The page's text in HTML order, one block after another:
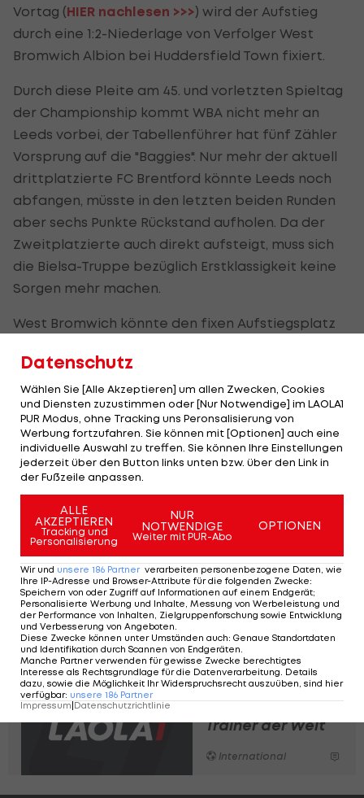
Vortag (HIER nachlesen >>>) wird der Aufstieg
durch eine 1:2-Niederlage von Verfolger West
Bromwich Albion bei Huddersfield Town fixiert.
Durch diese Pleite am 45. und vorletzten Spieltag
der Championship kommt WBA nicht mehr an
Leeds vorbei, der Tabellenführer hat fünf Zähler
Vorsprung auf die "Baggies". Nur mehr der aktuell
drittplatzierte FC Brentford könnte Leeds noch
abfangen, müsste in den letzten beiden Runden
aber sechs Punkte Rückstand aufholen. Da der
Zweitplatzierte auch direkt aufsteigt, muss sich
die Bielsa-Truppe bezüglich Erstklassigkeit keine
Sorgen mehr machen.
West Bromwich könnte den fixen Aufstiegsplatz
gastiert, vor dem letzten Spieltag aber erst
einmal abgeben müssen - dafür würde Brentford
ein Punkt genügen. Die Ränge drei bis sechs
spielen den dritten Aufsteiger in einem Playoff
aus.
Barnsley, das Schlusslicht kommt nun nicht mehr
an die "Terriers" ran, die Rang 17 belegen und so
gut wie gerettet sind. Für den Klassenerhalt
braucht es Rang 21, momentan durch Charlton
belegt (vier Punkte vor Barnsley) - besser könnte
die Struber-Elf die Saison mathematisch gar nicht
mehr abschließen.
Der
einflussreichste
Trainer der Welt
International
Datenschutz
Wählen Sie [Alle Akzeptieren] um allen Zwecken, Cookies
und Diensten zuzustimmen oder [Nur Notwendige] im LAOLA1
PUR Modus, ohne Tracking uns Peronsalisierung von
Werbung fortzufahren. Sie können mit [Optionen] auch eine
individuelle Auswahl zu treffen. Sie können Ihre Einstellungen
jederzeit über den Button links unten bzw. über den Link in
der Fußzeile anpassen.
ALLE
AKZEPTIEREN
Tracking und
Personalisierung
NUR
NOTWENDIGE
Weiter mit PUR-Abo
OPTIONEN
Wir und unsere 186 Partner verarbeiten personenbezogene Daten, wie
Ihre IP-Adresse und Browser-Attribute für die folgenden Zwecke:
Speichern von oder Zugriff auf Informationen auf einem Endgerät;
Personalisierte Werbung und Inhalte, Messung von Werbeleistung und
der Performance von Inhalten, Zielgruppenforschung sowie Entwicklung
und Verbesserung von Angeboten.
Diese Zwecke können unter Umständen auch: Genaue Standortdaten
und Identifikation durch Scannen von Endgeräten.
Manche Partner verwenden für gewisse Zwecke berechtigtes
Interesse als Rechtsgrundlage für die Datenverarbeitung. Details
dazu, sowie die Möglichkeit Ihr Widerspruchsrecht auszuüben, sind hier
verfügbar: unsere 186 Partner
Impressum Datenschutzrichtlinie